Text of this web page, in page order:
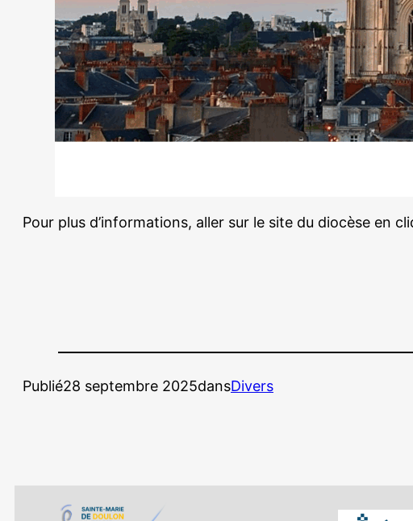
Pour plus d’informations, aller sur le site du diocèse en
Publié28 septembre 2025dansDivers